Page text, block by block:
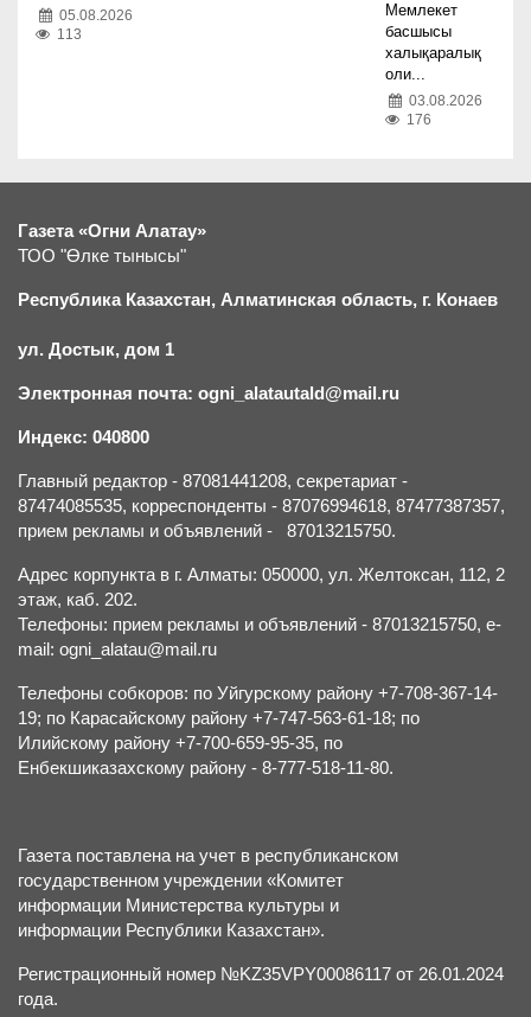
05.08.2026
113
Мемлекет
басшысы
халықаралық
оли...
03.08.2026
176
Газета «Огни Алатау»
ТОО "Өлке тынысы"
Республика Казахстан, Алматинская область, г. Конаев
ул. Достык, дом 1
Электронная почта: ogni_alatautald@mail.ru
Индекс: 040800
Главный редактор - 87081441208, секретариат -
87474085535, корреспонденты - 87076994618, 87477387357,
прием рекламы и объявлений - 87013215750.
Адрес корпункта в г. Алматы: 050000, ул. Желтоксан, 112, 2
этаж, каб. 202.
Телефоны: прием рекламы и объявлений - 87013215750, e-
mail: ogni_alatau@mail.ru
Телефоны собкоров: по Уйгурскому району +7-708-367-14-
19; по Карасайскому району +7-747-563-61-18; по
Илийскому району +7-700-659-95-35, по
Енбекшиказахскому району - 8-777-518-11-80.
Газета поставлена на учет в республиканском
государственном учреждении «Комитет
информации Министерства культуры и
информации Республики Казахстан».
Регистрационный номер №KZ35VPY00086117 от 26.01.2024
года.